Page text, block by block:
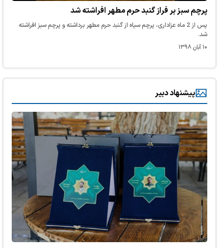
پرچم سبز بر فراز گنبد حرم مطهر افراشته شد
پس از 2 ماه عزاداری، پرچم سیاه از گنبد حرم مطهر برداشته و پرچم سبز افراشته
شد.
۱۰ آبان ۱۳۹۸
پیشنهاد دبیر